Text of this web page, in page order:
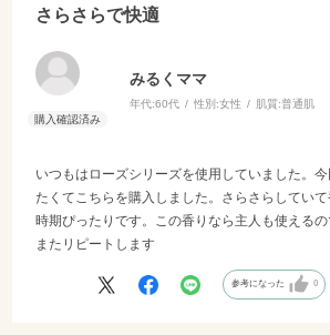
さらさらで快適
みるくママ
年代:60代 性別:女性 肌質:普通肌
いつもはローズシリーズを使用していました。今
たくてこちらを購入しました。さらさらしてい
時期ぴったりです。この香りなら主人も使えるの
またリピートします
参考になった 0